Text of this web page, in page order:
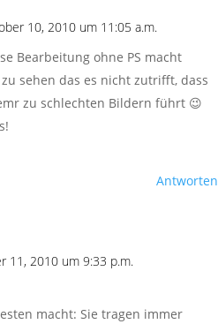
10, 2010 um 11:05 a.m.
Bearbeitung ohne PS macht
sehen das es nicht zutrifft, dass
zu schlechten Bildern führt 😉
Antworten
11, 2010 um 9:33 p.m.
macht: Sie tragen immer